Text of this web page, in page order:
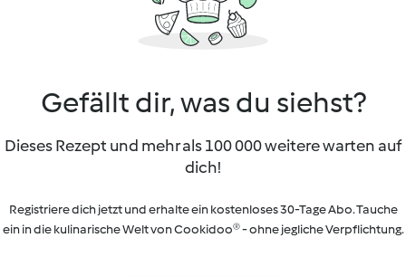
Gefällt dir, was du siehst?
Dieses Rezept und mehr als 100 000 weitere warten auf
dich!
Registriere dich jetzt und erhalte ein kostenloses 30-Tage Abo. Tauche
ein in die kulinarische Welt von Cookidoo® - ohne jegliche Verpflichtung.